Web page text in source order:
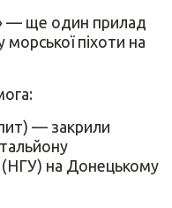
— ще один прилад
піхоти на
— закрили
(НГУ) на Донецькому